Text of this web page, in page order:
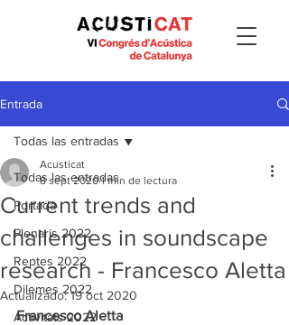
Entrada
Todas las entradas
Portada
Plenaris 2022
Reptes 2022
Dilemes 2022
Activitats 2022
Todas las entradas
Current trends and
challenges in soundscape
research - Francesco Aletta
Acusticat
8 sept 2020 1 min de lectura
Actualizado:19 oct 2020
Francesco Aletta